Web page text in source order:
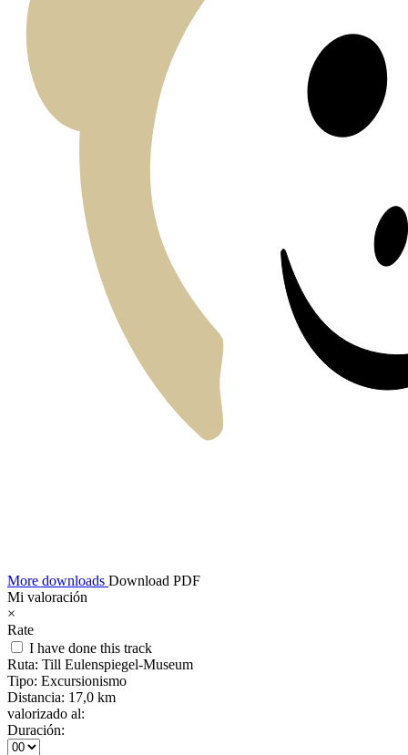
More downloads Download PDF
Mi valoración
×
Rate
I have done this track
Ruta: Till Eulenspiegel-Museum
Tipo: Excursionismo
Distancia: 17,0 km
valorizado al:
Duración: